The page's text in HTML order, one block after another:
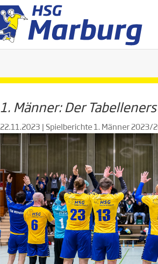
1. Männer: Der
22.11.2023 | Spielberichte 1. Männer 2023/